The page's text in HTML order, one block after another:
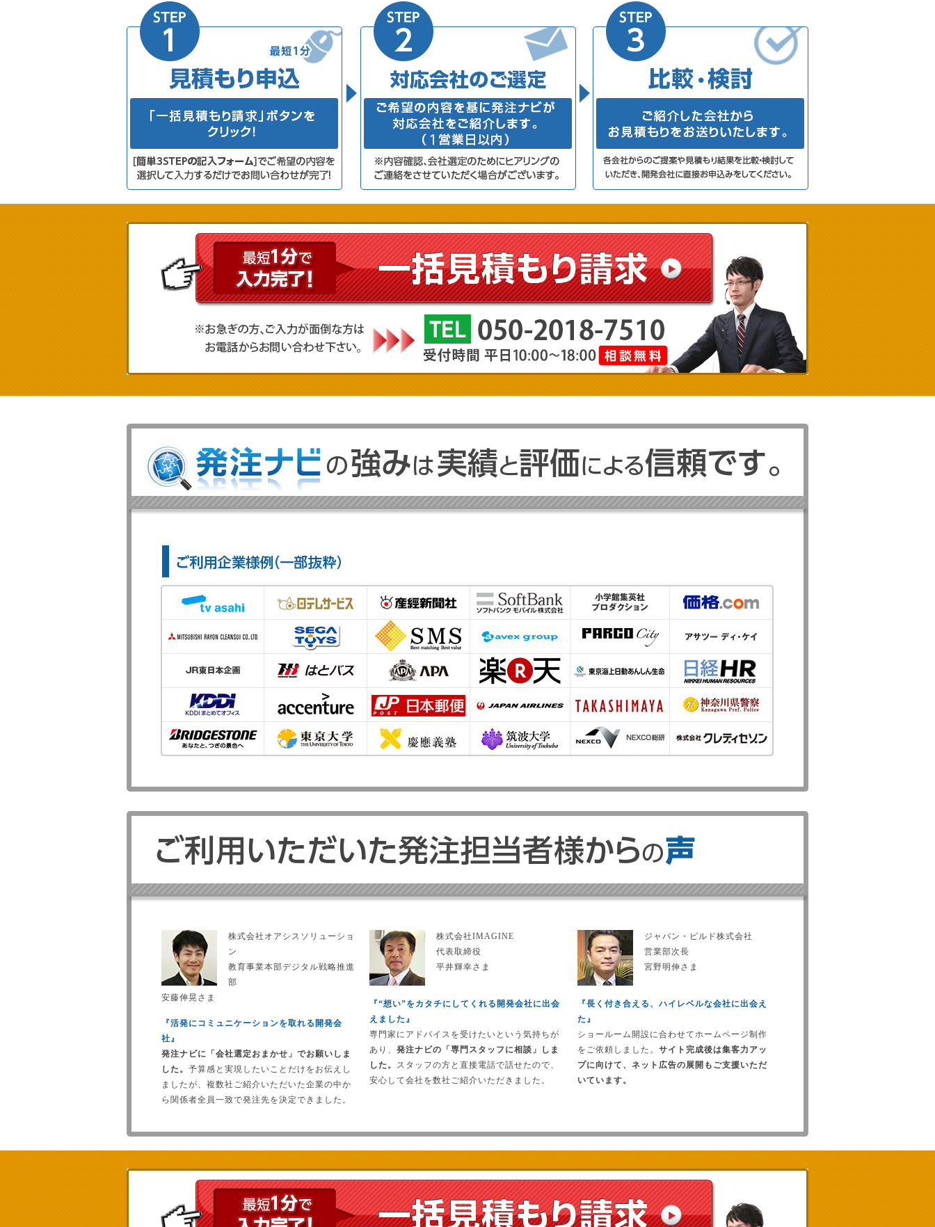
株式会社オアシスソリューショ
ン
教育事業本部デジタル戦略推進
部
安藤伸晃さま
『活発にコミュニケーションを取れる開発会
社』
発注ナビに「会社選定おまかせ」でお願いしま
した。 予算感と実現したいことだけをお伝えし
ましたが、複数社ご紹介いただいた企業の中か
ら関係者全員一致で発注先を決定できました。
株式会社IMAGINE
代表取締役
平井輝幸さま
『“想い”をカタチにしてくれる開発会社に出会
えました』
専門家にアドバイスを受けたいという気持ちが
あり、 発注ナビの「専門スタッフに相談」しま
した。 スタッフの方と直接電話で話せたので、
安心して会社を数社ご紹介いただきました。
ジャパン・ビルド株式会社
営業部次長
宮野明伸さま
『長く付き合える、ハイレベルな会社に出会え
た』
ショールーム開設に合わせてホームページ制作
をご依頼しました。 サイト完成後は集客力アッ
プに向けて、ネット広告の展開もご支援いただ
いています。